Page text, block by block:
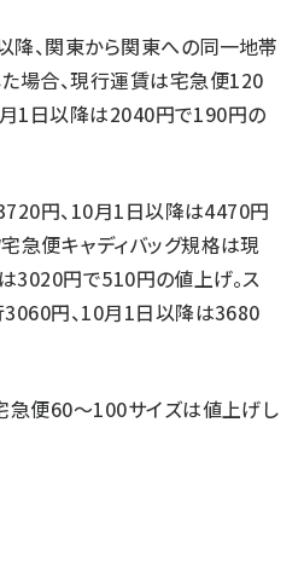
降、関東から関東への同一地帯
場合、現行運賃は宅急便120
1日以降は2040円で190円の
円、10月1日以降は4470円
急便キャディバッグ規格は現
3020円で510円の値上げ。ス
円、10月1日以降は3680
急便60〜100サイズは値上げし